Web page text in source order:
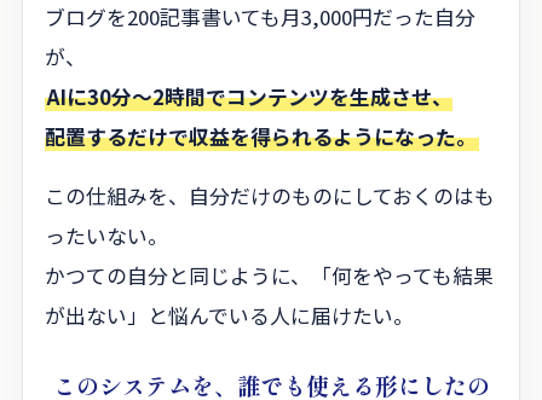
ブログを200記事書いても月3,000円だった自分
が、
AIに30分〜2時間でコンテンツを生成させ、
配置するだけで収益を得られるようになった。
この仕組みを、自分だけのものにしておくのはも
ったいない。
かつての自分と同じように、「何をやっても結果
が出ない」と悩んでいる人に届けたい。
このシステムを、誰でも使える形にしたの